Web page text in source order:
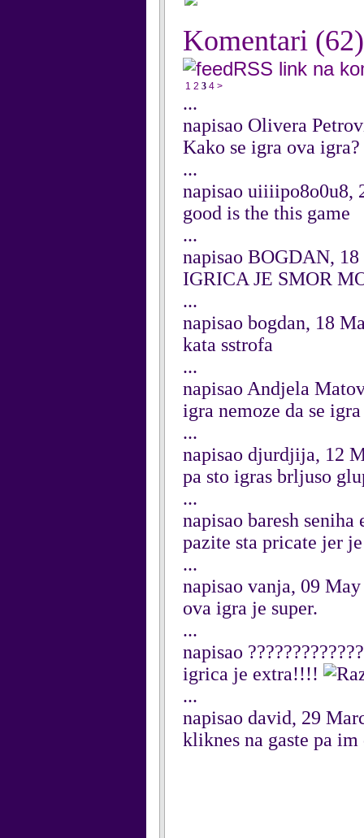
Komentari (62)
RSS link na
1 2 3 4 >
...
napisao Olivera
Kako se igra ova igra?
...
napisao uiiiipo8o0u8,
good is the this game
...
napisao BOGDAN,
IGRICA JE SMOR
...
napisao bogdan, 18
kata sstrofa
...
napisao Andjela
igra nemoze da se igra
...
napisao djurdjija, 12
pa sto igras brljuso
...
napisao baresh
pazite sta pricate jer
...
napisao vanja, 09
ova igra je super.
...
napisao
igrica je extra!!!!
...
napisao david, 29
kliknes na gaste pa